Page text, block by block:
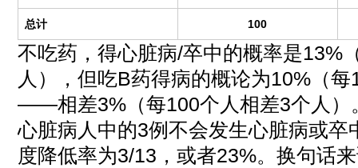
总计 100
不吃药，得心脏病/卒中的概率是13%
人），但吃B药得病的概论为10%（
——相差3%（每100个人相差3个人）
心脏病人中的3例不会发生心脏病或卒
度降低率为3/13，或者23%。换句话